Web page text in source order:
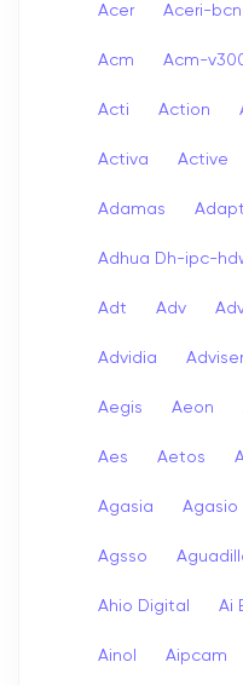
Acer Aceri-bcn
Acm Acm-
Acti Action
Activa Active
Adamas
Adhua Dh-ipc-
Adt Adv
Advidia
Aegis Aeon
Aes Aetos
Agasia Agasio
Agsso
Ahio Digital Ai
Ainol Aipcam